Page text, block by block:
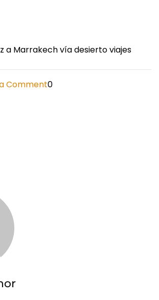
a Marrakech vía desierto viajes
Commenton
0